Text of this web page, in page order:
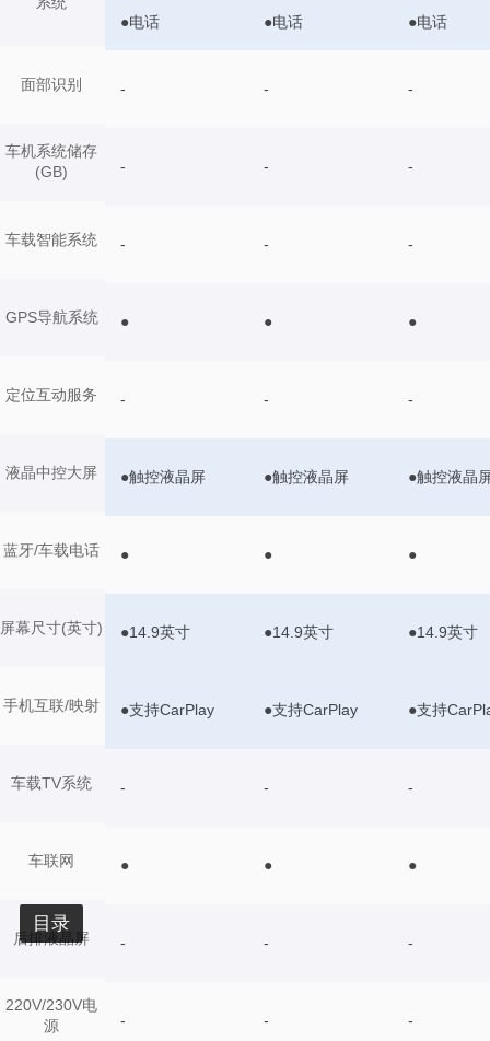
面部识别
车机系统储存
(GB)
车载智能系统
GPS导航系统
定位互动服务
液晶中控大屏
蓝牙/车载电话
屏幕尺寸(英寸)
手机互联/映射
车载TV系统
车联网
后排液晶屏
220V/230V电
源
●电话
●电话
●电话
- - -
- - -
- - -
● ● ●
- - -
●触控液晶屏 ●触控液晶屏 ●触控液晶
● ● ●
●14.9英寸 ●14.9英寸 ●14.9英寸
●支持CarPlay ●支持CarPlay ●支持
- - -
● ● ●
- - -
- - -
目录